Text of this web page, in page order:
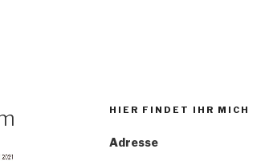
HIER FINDET IHR MICH
Adresse